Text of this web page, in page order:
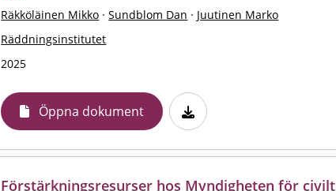
Räkköläinen Mikko · Sundblom Dan · Juutinen Marko
Räddningsinstitutet
2025
Öppna dokument
Förstärkningsresurser hos Myndigheten för civilt